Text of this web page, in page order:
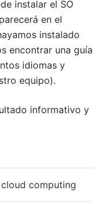
instalar el SO
en el
instalado
encontrar una guía
idiomas y
equipo).
informativo y
computing